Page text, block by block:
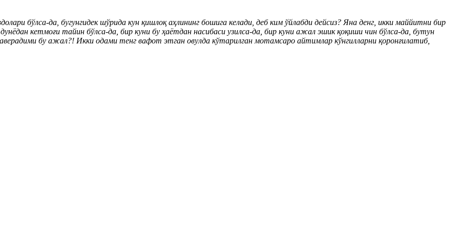
бўлса-да, бугунгидек шўрида кун қишлоқ аҳлининг бошига келади, деб ким ўйлабди дейсиз? Яна денг, икки маййитни бир
кетмоғи тайин бўлса-да, бир куни бу ҳаётдан насибаси узилса-да, бир куни ажал эшик қоқиши чин бўлса-да, бутун
бу ажал?! Икки одами тенг вафот этган овулда кўтарилган мотамсаро айтимлар кўнгилларни қоронғилатиб,